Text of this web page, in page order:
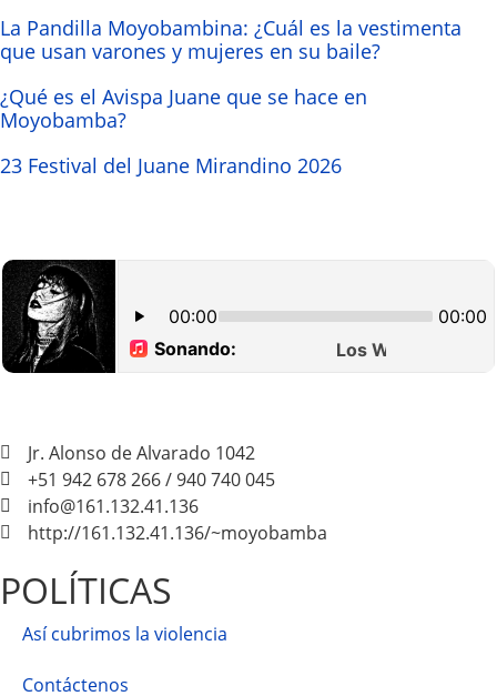
La Pandilla Moyobambina: ¿Cuál es la vestimenta
que usan varones y mujeres en su baile?
¿Qué es el Avispa Juane que se hace en
Moyobamba?
23 Festival del Juane Mirandino 2026
Jr. Alonso de Alvarado 1042
+51 942 678 266 / 940 740 045
info@161.132.41.136
http://161.132.41.136/~moyobamba
POLÍTICAS
Así cubrimos la violencia
Contáctenos